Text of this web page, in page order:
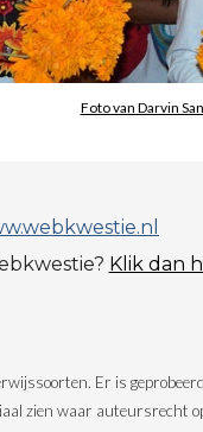
Foto van Darvin
? Klik dan
Er is
zien waar auteursrecht